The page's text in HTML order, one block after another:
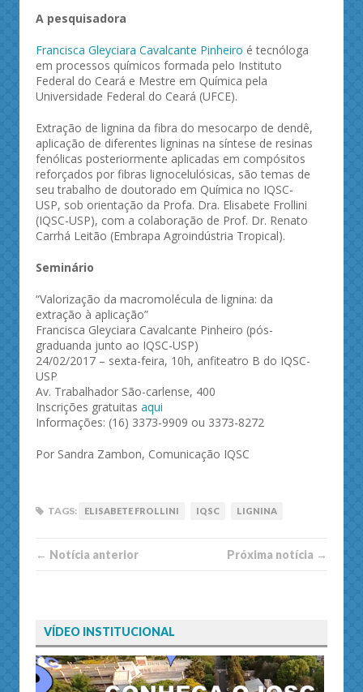
A pesquisadora
Francisca Gleyciara Cavalcante Pinheiro é tecnóloga
em processos químicos formada pelo Instituto
Federal do Ceará e Mestre em Química pela
Universidade Federal do Ceará (UFCE).
Extração de lignina da fibra do mesocarpo de dendê,
aplicação de diferentes ligninas na síntese de resinas
fenólicas posteriormente aplicadas em compósitos
reforçados por fibras lignocelulósicas, são temas de
seu trabalho de doutorado em Química no IQSC-
USP, sob orientação da Profa. Dra. Elisabete Frollini
(IQSC-USP), com a colaboração de Prof. Dr. Renato
Carrhá Leitão (Embrapa Agroindústria Tropical).
Seminário
“Valorização da macromolécula de lignina: da
extração à aplicação”
Francisca Gleyciara Cavalcante Pinheiro (pós-
graduanda junto ao IQSC-USP)
24/02/2017 – sexta-feira, 10h, anfiteatro B do IQSC-
USP
Av. Trabalhador São-carlense, 400
Inscrições gratuitas aqui
Informações: (16) 3373-9909 ou 3373-8272
Por Sandra Zambon, Comunicação IQSC
TAGS: ELISABETE FROLLINI IQSC LIGNINA
← Notí­cia anterior Próxima notí­­cia →
VÍDEO INSTITUCIONAL